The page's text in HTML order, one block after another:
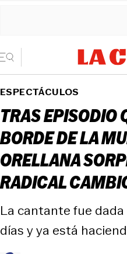
ESPECTÁCULOS
TRAS EPISODIO
BORDE DE LA
ORELLANA
RADICAL
La cantante fue
días y ya está